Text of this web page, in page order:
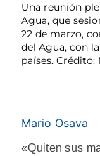
Una reunión
Agua, que
22 de marzo,
del Agua, con
países. Crédito:
Mario Osava
«Quiten sus